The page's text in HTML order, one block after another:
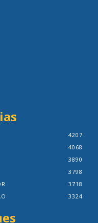
4207
4068
3890
3798
3718
3324